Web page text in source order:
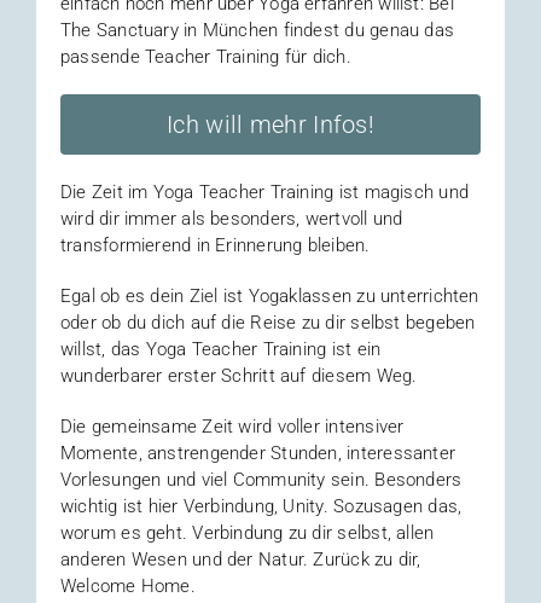
The Sanctuary in München findest du genau das
passende Teacher Training für dich.
Ich will mehr Infos!
Die Zeit im Yoga Teacher Training ist magisch und
wird dir immer als besonders, wertvoll und
transformierend in Erinnerung bleiben.
Egal ob es dein Ziel ist Yogaklassen zu unterrichten
oder ob du dich auf die Reise zu dir selbst begeben
willst, das Yoga Teacher Training ist ein
wunderbarer erster Schritt auf diesem Weg.
Die gemeinsame Zeit wird voller intensiver
Momente, anstrengender Stunden, interessanter
Vorlesungen und viel Community sein. Besonders
wichtig ist hier Verbindung, Unity. Sozusagen das,
worum es geht. Verbindung zu dir selbst, allen
anderen Wesen und der Natur. Zurück zu dir,
Welcome Home.